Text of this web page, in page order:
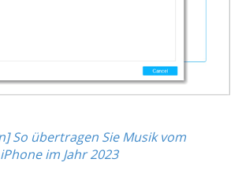
So übertragen Sie Musik vom
im Jahr 2023